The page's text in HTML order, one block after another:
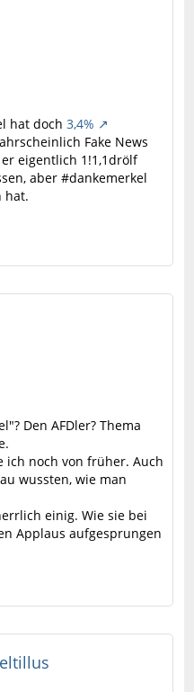
hat doch 3,4%
Fake News
eigentlich 1!1,1drölf
aber #dankemerkel
hat.
Den AFDler? Thema
ich noch von früher. Auch
wussten, wie man
einig. Wie sie bei
Applaus aufgesprungen